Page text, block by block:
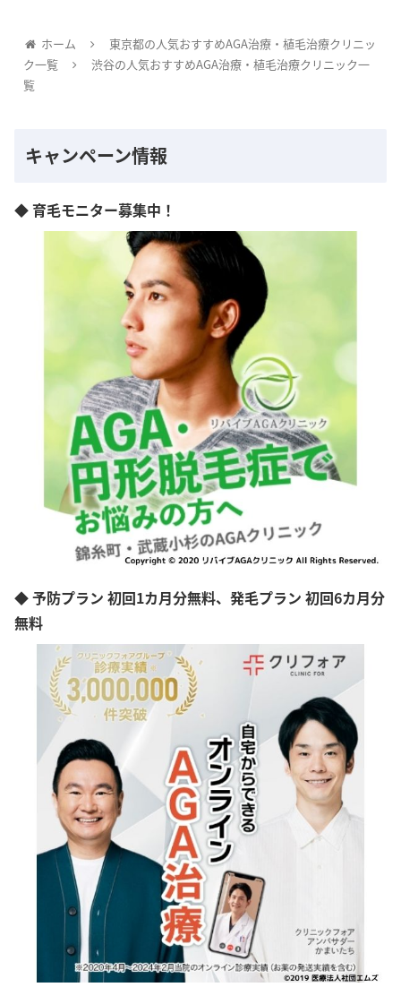
ホーム
東京都の人気おすすめAGA治療・植毛治療クリニッ
ク一覧
渋谷の人気おすすめAGA治療・植毛治療クリニック一
覧
キャンペーン情報
◆ 育毛モニター募集中！
◆ 予防プラン 初回1カ月分無料、発毛プラン 初回6カ月分
無料